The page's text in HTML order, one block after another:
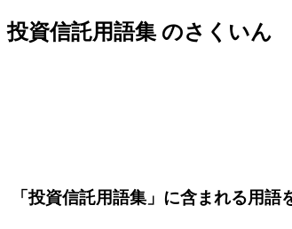
投資信託用語集 のさくいん
「投資信託用語集」に含まれる用語